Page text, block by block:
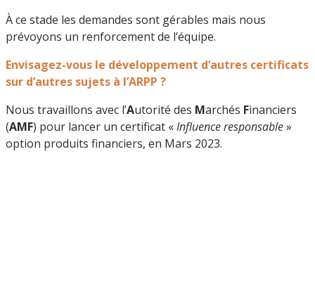
À ce stade les demandes sont gérables mais nous
prévoyons un renforcement de l’équipe.
Envisagez-vous le développement d’autres certificats
sur d’autres sujets à l’ARPP ?
Nous travaillons avec l’Autorité des Marchés Financiers
(AMF) pour lancer un certificat «Influence responsable»
option produits financiers, en Mars 2023.